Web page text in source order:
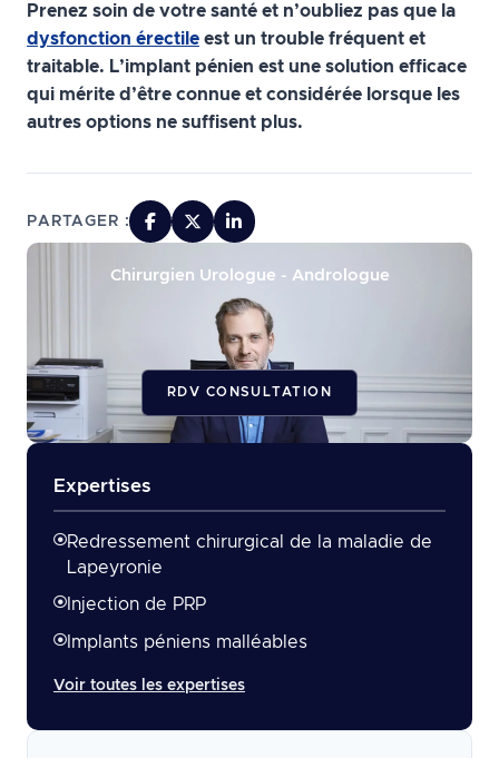
Prenez soin de votre santé et n’oubliez pas que la
dysfonction érectile est un trouble fréquent et
traitable. L’implant pénien est une solution efficace
qui mérite d’être connue et considérée lorsque les
autres options ne suffisent plus.
PARTAGER :
Chirurgien Urologue - Andrologue
RDV CONSULTATION
Expertises
Redressement chirurgical de la maladie de
Lapeyronie
Injection de PRP
Implants péniens malléables
Voir toutes les expertises